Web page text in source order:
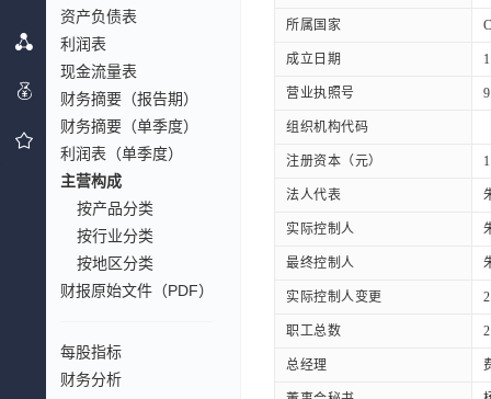
资产负债表
利润表
现金流量表
财务摘要（报告期）
财务摘要（单季度）
利润表（单季度）
主营构成
按产品分类
按行业分类
按地区分类
财报原始文件（PDF）
每股指标
财务分析
所属国家
成立日期
营业执照号
组织机构代码
注册资本（元）
法人代表
实际控制人
最终控制人
实际控制人变更
职工总数
总经理